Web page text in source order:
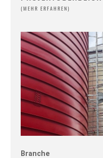
BEHÄLTERDÄCHER
RÜBENSILO
BEHÄLTERSANIERUNG
ZUBEHÖR
DOWNLOADS
VIDEOS
Branche